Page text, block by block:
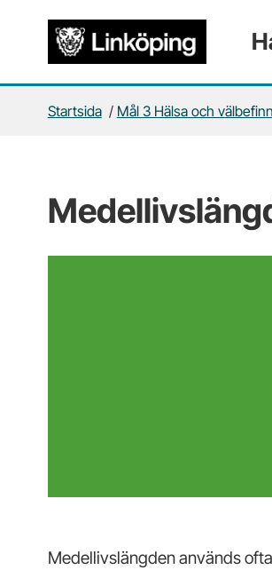
Startsida / Mål 3 Hälsa och
Medellivslängden används